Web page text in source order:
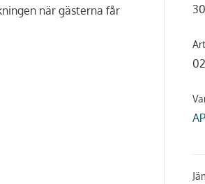
när gästerna får
30